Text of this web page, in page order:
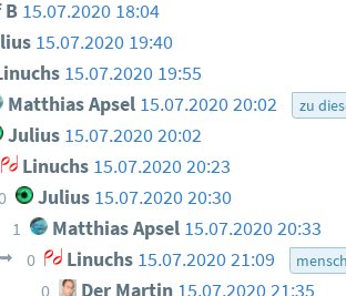
B 15.07.2020 18:04
15.07.2020 19:40
15.07.2020 19:55
Matthias Apsel 15.07.2020 20:02 zu
Julius 15.07.2020 20:02
Linuchs 15.07.2020 20:23
Julius 15.07.2020 20:30
1 Matthias Apsel 15.07.2020 20:33
0 Linuchs 15.07.2020 21:09
0 Der Martin 15.07.2020 21:35